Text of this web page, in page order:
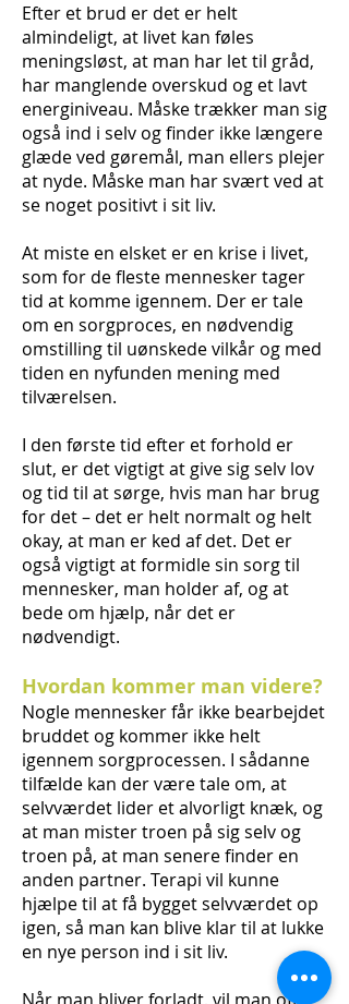
Efter et brud er det er helt
almindeligt, at livet kan føles
meningsløst, at man har let til gråd,
har manglende overskud og et lavt
energiniveau. Måske trækker man sig
også ind i selv og finder ikke længere
glæde ved gøremål, man ellers plejer
at nyde. Måske man har svært ved at
se noget positivt i sit liv.
At miste en elsket er en krise i livet,
som for de fleste mennesker tager
tid at komme igennem. Der er tale
om en sorgproces, en nødvendig
omstilling til uønskede vilkår og med
tiden en nyfunden mening med
tilværelsen.
I den første tid efter et forhold er
slut, er det vigtigt at give sig selv lov
og tid til at sørge, hvis man har brug
for det – det er helt normalt og helt
okay, at man er ked af det. Det er
også vigtigt at formidle sin sorg til
mennesker, man holder af, og at
bede om hjælp, når det er
nødvendigt.
Hvordan kommer man videre?
Nogle mennesker får ikke bearbejdet
bruddet og kommer ikke helt
igennem sorgprocessen. I sådanne
tilfælde kan der være tale om, at
selvværdet lider et alvorligt knæk, og
at man mister troen på sig selv og
troen på, at man senere finder en
anden partner. Terapi vil kunne
hjælpe til at få bygget selvværdet op
igen, så man kan blive klar til at lukke
en nye person ind i sit liv.